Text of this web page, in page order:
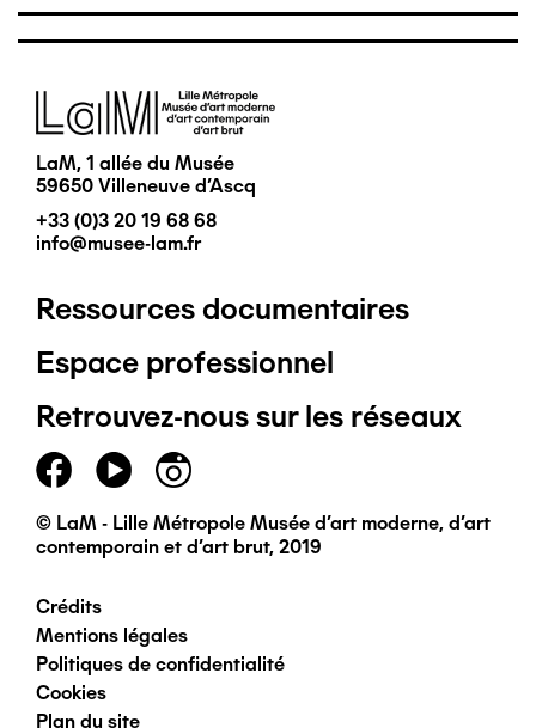
Image
LaM, 1 allée du Musée
59650 Villeneuve d'Ascq
+33 (0)3 20 19 68 68
info@musee-lam.fr
Pied
de
page
principal
Ressources documentaires
Espace professionnel
Retrouvez-nous sur les réseaux
© LaM - Lille Métropole Musée d'art moderne, d'art
contemporain et d'art brut, 2019
Pied
de
Crédits
Mentions légales
Politiques de confidentialité
Cookies
Plan du site